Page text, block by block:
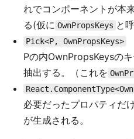
れでコンポーネントが本
る(仮に OwnPropsKeys と
Pick<P, OwnPropsKeys>
Pの内OwnPropsKeysの
抽出する。（これを
必要だったプロパティだ
が生成される。